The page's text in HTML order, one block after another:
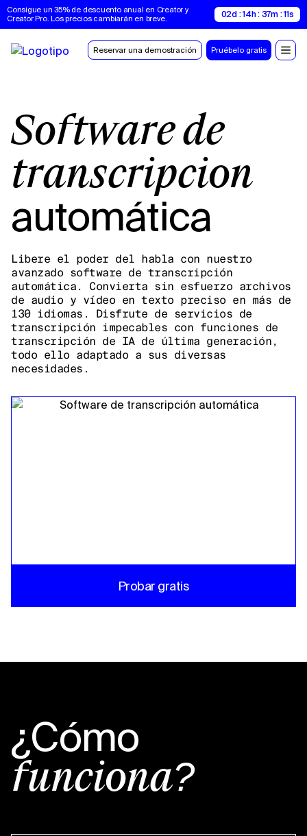
Consigue un 35% de descuento anual en Creator y
Creator Pro. Los precios cambiarán en breve.
02d : 14h : 37m : 11s
Reservar una demostración Pruébelo gratis
Software de
transcripción
automática
Libere el poder del habla con nuestro
avanzado software de transcripción
automática. Convierta sin esfuerzo archivos
de audio y vídeo en texto preciso en más de
130 idiomas. Disfrute de servicios de
transcripción impecables con funciones de
transcripción de IA de última generación,
todo ello adaptado a sus diversas
necesidades.
Probar gratis
¿Cómo
funciona?